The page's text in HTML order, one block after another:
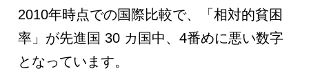
2010年時点での国際比較で、「相対的貧困
率」が先進国 30 カ国中、4番めに悪い数字
となっています。